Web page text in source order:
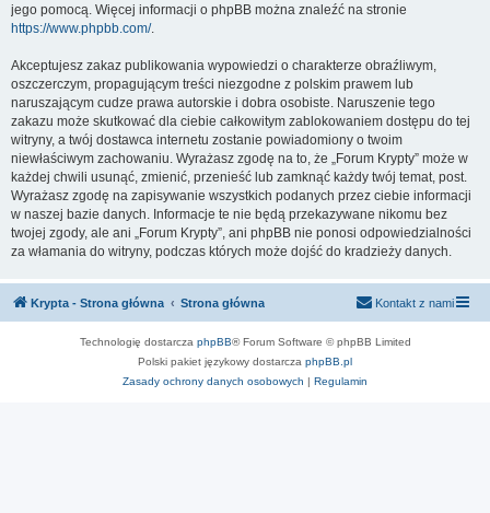
jego pomocą. Więcej informacji o phpBB można znaleźć na stronie
https://www.phpbb.com/.
Akceptujesz zakaz publikowania wypowiedzi o charakterze obraźliwym,
oszczerczym, propagującym treści niezgodne z polskim prawem lub
naruszającym cudze prawa autorskie i dobra osobiste. Naruszenie tego
zakazu może skutkować dla ciebie całkowitym zablokowaniem dostępu do tej
witryny, a twój dostawca internetu zostanie powiadomiony o twoim
niewłaściwym zachowaniu. Wyrażasz zgodę na to, że „Forum Krypty” może w
każdej chwili usunąć, zmienić, przenieść lub zamknąć każdy twój temat, post.
Wyrażasz zgodę na zapisywanie wszystkich podanych przez ciebie informacji
w naszej bazie danych. Informacje te nie będą przekazywane nikomu bez
twojej zgody, ale ani „Forum Krypty”, ani phpBB nie ponosi odpowiedzialności
za włamania do witryny, podczas których może dojść do kradzieży danych.
Krypta - Strona główna Strona główna Kontakt z nami
Technologię dostarcza phpBB® Forum Software © phpBB Limited
Polski pakiet językowy dostarcza phpBB.pl
Zasady ochrony danych osobowych | Regulamin